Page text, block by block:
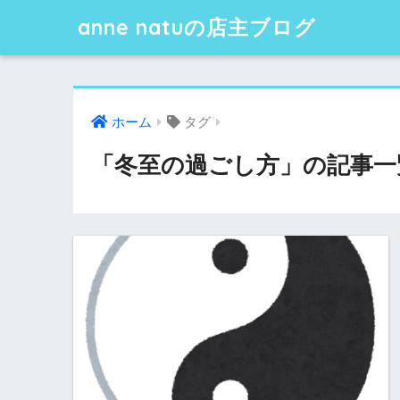
anne natuの店主ブログ
ホーム タグ
「冬至の過ごし方」の記事